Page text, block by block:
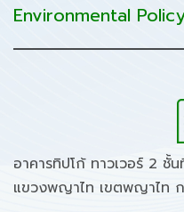
Environmental
อาคารทิปโก้ ทาวเวอร์ 2 ชั้
แขวงพญาไท เขตพญาไท